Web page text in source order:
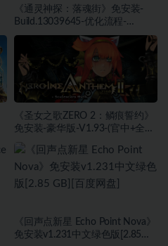
《通灵神探：落魂街》免安装-
Build.13039645-优化流程-
(STEAM官中)绿色中文版[6.03
GB][百度网盘]
《圣女之歌ZERO 2：鳞痕誓约》
免安装-豪华版-V1.93-(官中+全
文版[15.75 GB][百度网盘]
《回声点新星 Echo Point Nova》
免安装v1.231中文绿色版[2.85